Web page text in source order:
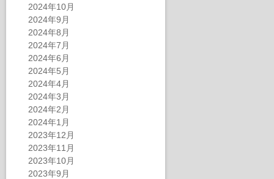
2024年10月
2024年9月
2024年8月
2024年7月
2024年6月
2024年5月
2024年4月
2024年3月
2024年2月
2024年1月
2023年12月
2023年11月
2023年10月
2023年9月